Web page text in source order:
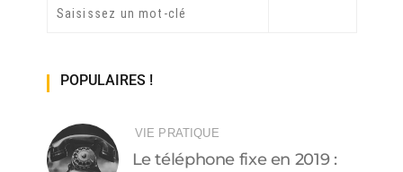
POPULAIRES !
VIE PRATIQUE
Le téléphone fixe en 2019 :